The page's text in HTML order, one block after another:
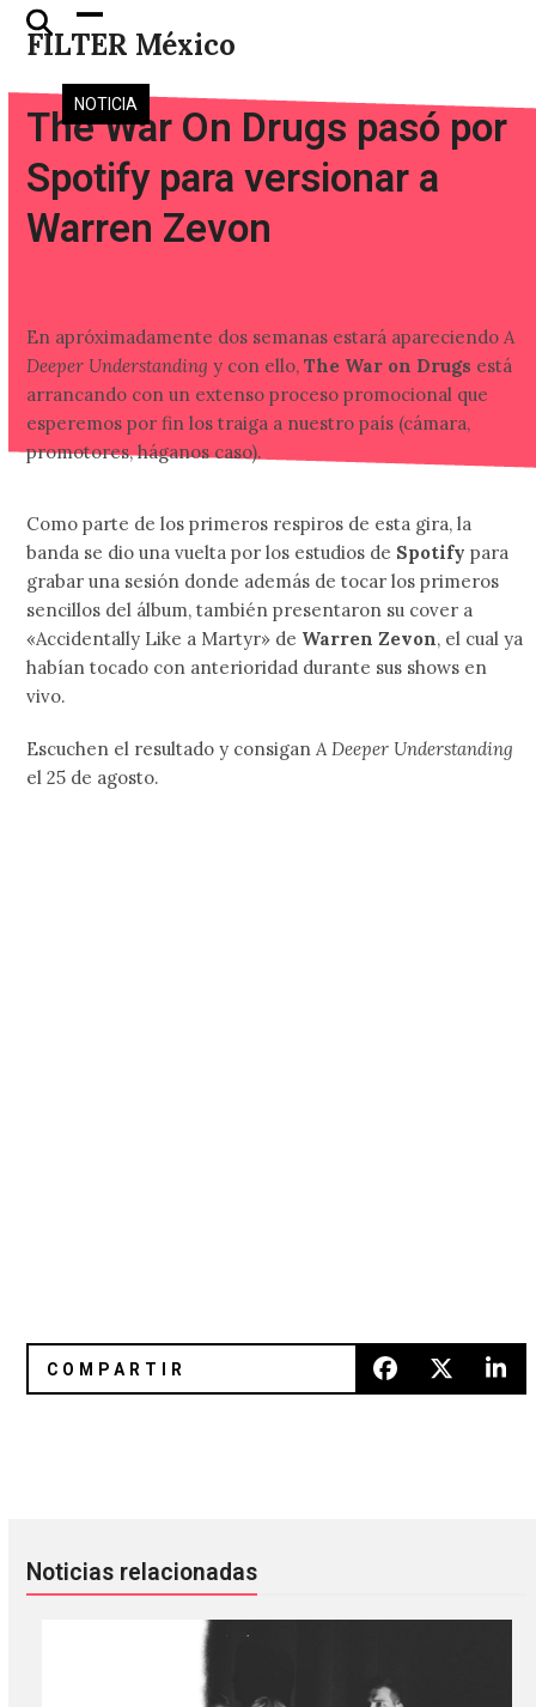
Skip
FILTER México
Open
mobile
menu
Close
mobile
menu
NOTICIA
The War On Drugs pasó por
Spotify para versionar a
Warren Zevon
En apróximadamente dos semanas estará apareciendoA
Deeper Understanding y con ello, The War on Drugs está
arrancando con un extenso proceso promocional que
esperemos por fin los traiga a nuestro país (cámara,
promotores, háganos caso).
Como parte de los primeros respiros de esta gira, la
banda se dio una vuelta por los estudios de Spotify para
grabar una sesión donde además de tocar los primeros
sencillos del álbum, también presentaron su cover a
«Accidentally Like a Martyr» de Warren Zevon, el cual ya
habían tocado con anterioridad durante sus shows en
vivo.
Escuchen el resultado y consiganA Deeper Understanding
el 25 de agosto.
Noticias relacionadas